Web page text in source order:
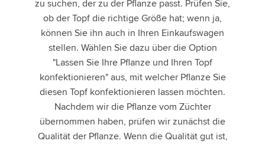
zu suchen, der zu der Pflanze passt. Prüfen Sie,
ob der Topf die richtige Größe hat; wenn ja,
können Sie ihn auch in Ihren Einkaufswagen
stellen. Wählen Sie dazu über die Option
"Lassen Sie Ihre Pflanze und Ihren Topf
konfektionieren" aus, mit welcher Pflanze Sie
diesen Topf konfektionieren lassen möchten.
Nachdem wir die Pflanze vom Züchter
übernommen haben, prüfen wir zunächst die
Qualität der Pflanze. Wenn die Qualität gut ist,